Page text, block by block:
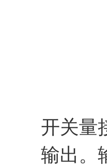
开关量
输出。